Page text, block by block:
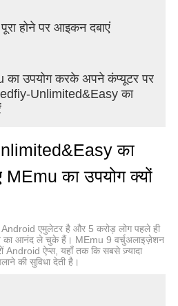
recommended to use the
better stability and
fails, please switch to
OpenPROXY TCP
country may also improve
success rate
होने पर आइकन दबाएं
का उपयोग करके अपने कंप्यूटर पर
Unlimited&Easy का
का
का उपयोग क्यों
एमुलेटर है और 5 करोड़ लोग पहले ही
का आनंद ले चुके हैं। MEmu 9 वर्चुअलाइज़ेशन
ऐप्स, यहाँ तक कि सबसे ज़्यादा
की सुविधा देती है।